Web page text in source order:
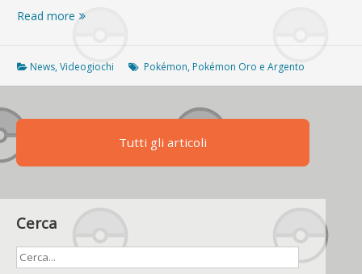
Read more Pokémon
e
Argento,
leakata
demo
ecco
i
dettagli
News,Videogiochi Pokémon, Pokémon Oro e Argento
Tutti gli articoli
Cerca